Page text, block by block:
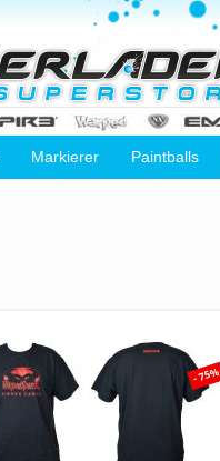
Markierer Paintballs
- 75%